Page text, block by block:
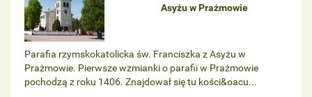
Asyżu w Prażmowie
Parafia rzymskokatolicka św. Franciszka z Asyżu w
Prażmowie. Pierwsze wzmianki o parafii w Prażmowie
pochodzą z roku 1406. Znajdował się tu kości&oacu...